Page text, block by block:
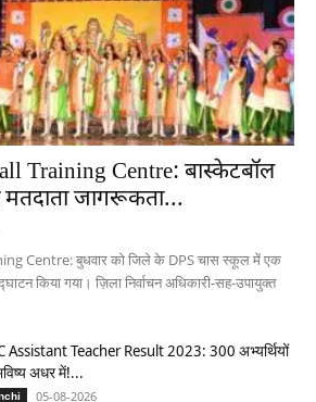
Training Centre: बास्केटबॉल
मतदाता जागरूकता...
Centre: बुधवार को जिले के DPS चास स्कूल में एक
किया गया। ज़िला निर्वाचन अधिकारी-सह-उपायुक्त
Assistant Teacher Result 2023: 300 अभ्यर्थियों
अधर में!...
05-08-2026